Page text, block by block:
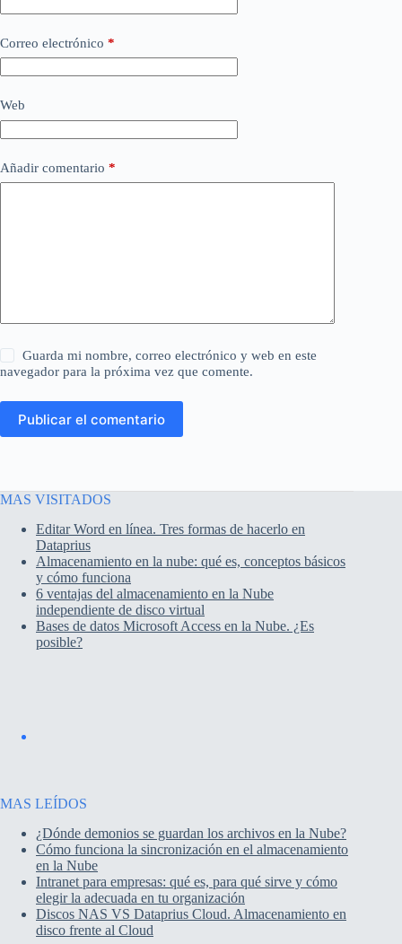
Correo electrónico *
Web
Añadir comentario *
Guarda mi nombre, correo electrónico y web en este
navegador para la próxima vez que comente.
Publicar el comentario
MAS VISITADOS
Editar Word en línea. Tres formas de hacerlo en
Dataprius
Almacenamiento en la nube: qué es, conceptos básicos
y cómo funciona
6 ventajas del almacenamiento en la Nube
independiente de disco virtual
Bases de datos Microsoft Access en la Nube. ¿Es
posible?
MAS LEÍDOS
¿Dónde demonios se guardan los archivos en la Nube?
Cómo funciona la sincronización en el almacenamiento
en la Nube
Intranet para empresas: qué es, para qué sirve y cómo
elegir la adecuada en tu organización
Discos NAS VS Dataprius Cloud. Almacenamiento en
disco frente al Cloud